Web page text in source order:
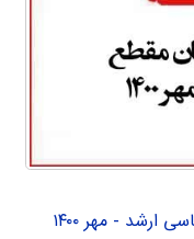
ارشد - مهر ۱۴۰۰